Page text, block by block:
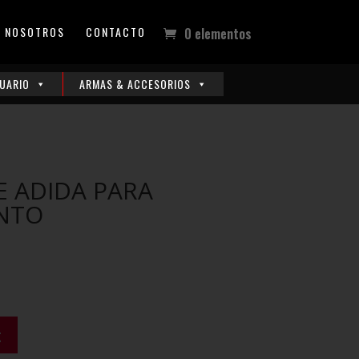
NOSOTROS CONTACTO 0 elementos
ARMAS & ACCESORIOS
ADIDA PARA